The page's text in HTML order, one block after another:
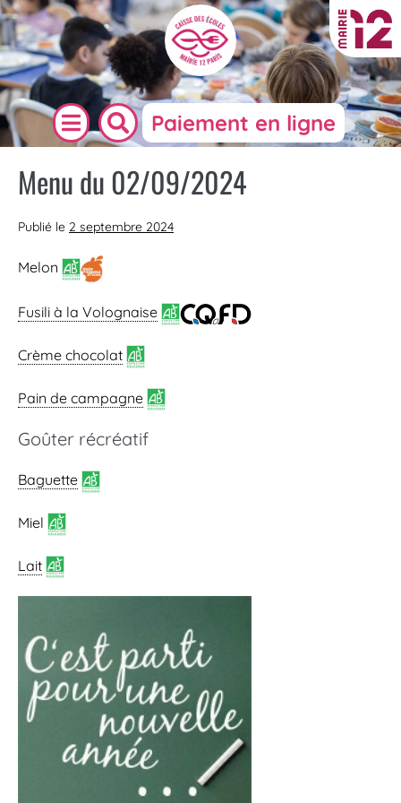
Paiement en ligne
Menu du 02/09/2024
Publié le 2 septembre 2024
Melon
Fusili à la Volognaise
Crème chocolat
Pain de campagne
Goûter récréatif
Baguette
Miel
Lait